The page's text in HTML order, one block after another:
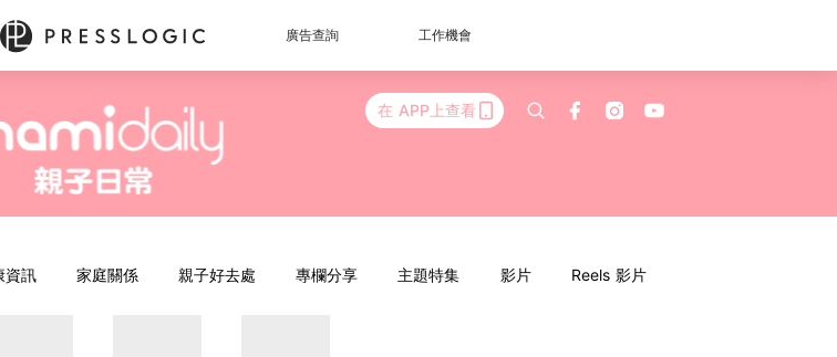
廣告查詢 工作機會
在 APP上查看
資訊 家庭關係 親子好去處 專欄分享 主題特集 影片 Reels 影片